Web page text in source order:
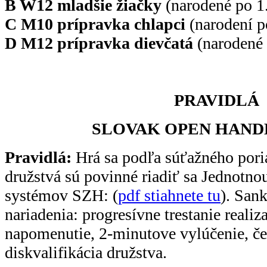
B W12 mladšie žiačky (narodené po
C M10 prípravka chlapci (narodení
D M12 prípravka dievčatá
PRAVIDLÁ
SLOVAK OPEN
Pravidlá: Hrá sa podľa súťažného
družstvá sú povinné riadiť sa
systémov SZH: (pdf stiahnete tu).
nariadenia: progresívne trestanie
napomenutie, 2-minutove vylúčenie,
diskvalifikácia družstva.